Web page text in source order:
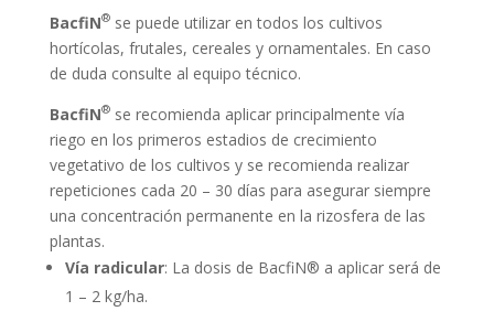
BacfiN®se puede utilizar en todos los cultivos
hortícolas, frutales, cereales y ornamentales. En caso
de duda consulte al equipo técnico.
BacfiN®se recomienda aplicar principalmente vía
riego en los primeros estadios de crecimiento
vegetativo de los cultivos y se recomienda realizar
repeticiones cada 20 – 30 días para asegurar siempre
una concentración permanente en la rizosfera de las
plantas.
Vía radicular: La dosis de BacfiN® a aplicar será de
1 – 2 kg/ha.